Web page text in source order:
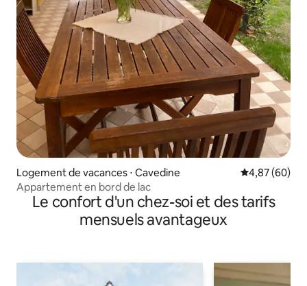
Logement de vacances ⋅ Cavedine Évaluation
4,87 (60)
Appartement en bord de lac
Le confort d'un chez-soi et des tarifs
mensuels avantageux